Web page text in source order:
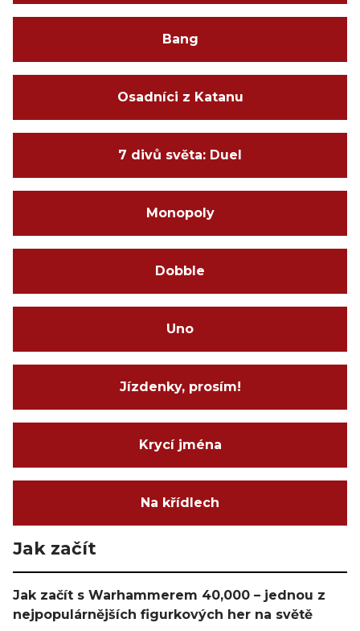
Bang
Osadníci z Katanu
7 divů světa: Duel
Monopoly
Dobble
Uno
Jízdenky, prosím!
Krycí jména
Na křídlech
Jak začít
Jak začít s Warhammerem 40,000 – jednou z
nejpopulárnějších figurkových her na světě